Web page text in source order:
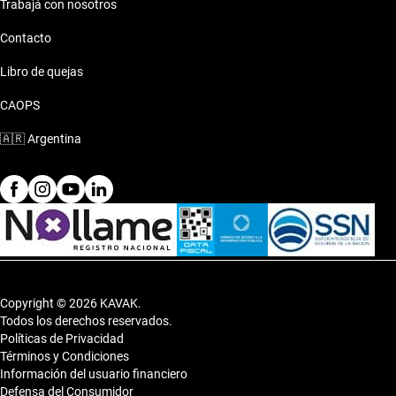
Trabajá con nosotros
Contacto
Libro de quejas
CAOPS
🇦🇷Argentina
Copyright © 2026 KAVAK.
Todos los derechos reservados.
Políticas de Privacidad
Términos y Condiciones
Información del usuario financiero
Defensa del Consumidor